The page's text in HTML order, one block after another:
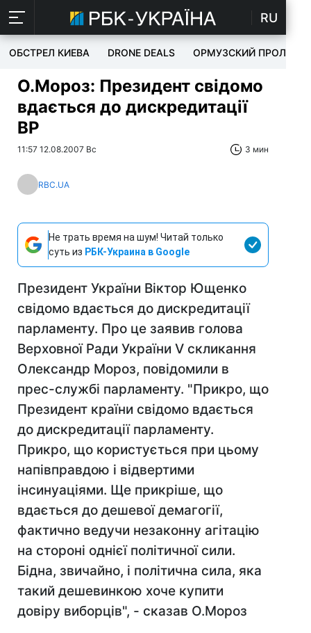
RU
ОБСТРЕЛ КИЕВА DRONE DEALS ОРМУЗСКИЙ ПРОЛИВ
О.Мороз: Президент свідомо
вдається до дискредитації
ВР
11:57 12.08.2007 Вс 3 мин
RBC.UA
Не трать время на шум! Читай только
суть из РБК-Украина в Google
Президент України Віктор Ющенко
свідомо вдається до дискредитації
парламенту. Про це заявив голова
Верховної Ради України V скликання
Олександр Мороз, повідомили в
прес-службі парламенту. "Прикро, що
Президент країни свідомо вдається
до дискредитації парламенту.
Прикро, що користується при цьому
напівправдою і відвертими
інсинуаціями. Ще прикріше, що
вдається до дешевої демагогії,
фактично ведучи незаконну агітацію
на стороні однієї політичної сили.
Бідна, звичайно, і політична сила, яка
такий дешевинкою хоче купити
довіру виборців", - сказав О.Мороз